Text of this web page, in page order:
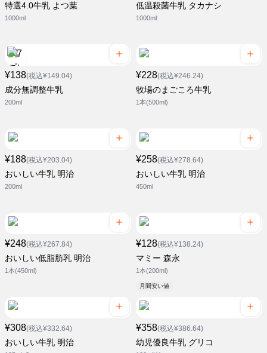
特選4.0牛乳 よつ葉
1000ml
低温殺菌牛乳 タカナシ
1000ml
¥138(税込¥149.04)
成分無調整牛乳
200ml
¥228(税込¥246.24)
牧場のまごころ牛乳
1本(500ml)
¥188(税込¥203.04)
おいしい牛乳 明治
200ml
¥258(税込¥278.64)
おいしい牛乳 明治
450ml
¥248(税込¥267.84)
おいしい低脂肪乳 明治
1本(450ml)
¥128(税込¥138.24)
マミー 森永
1本(200ml)
月間安い値
¥308(税込¥332.64)
おいしい牛乳 明治
¥358(税込¥386.64)
幼児優良牛乳 グリコ